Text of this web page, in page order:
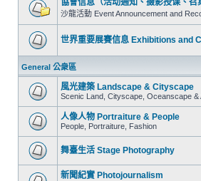
協會信息（活动通知、摄影授课、
沙龍活動 Event Announcement and
世界重要展賽信息 Exhibitions and
General 公衆區
風光建築 Landscape & Cityscape
Scenic Land, Cityscape, Oceanscape &
人像人物 Portraiture & People
People, Portraiture, Fashion
舞臺生活 Stage Photography
新聞紀實 Photojournalism